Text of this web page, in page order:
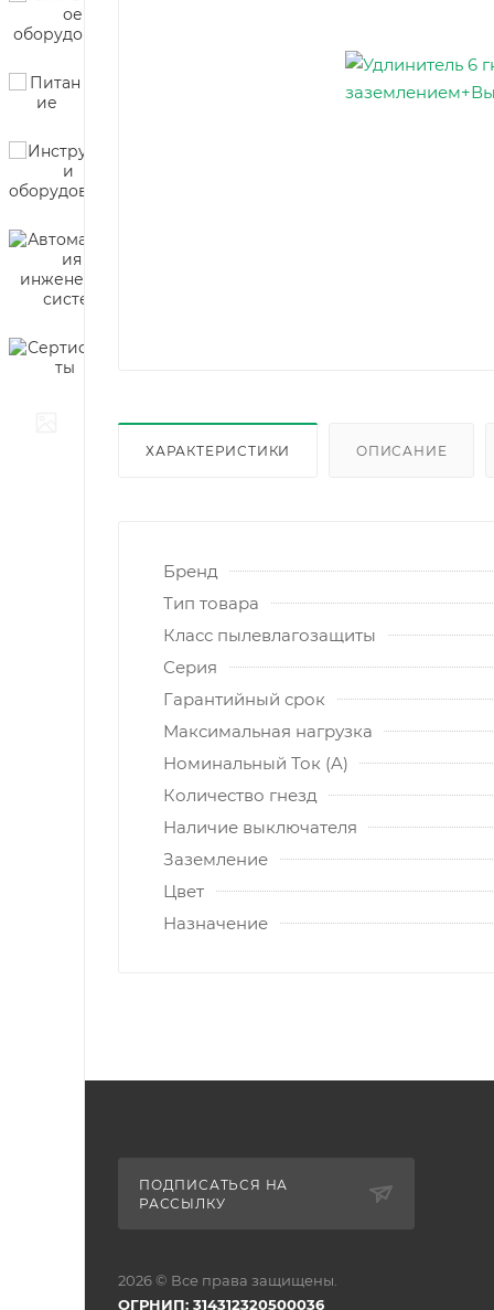
ХАРАКТЕРИСТИКИ ОПИСАНИЕ
Бренд
Тип товара
Класс пылевлагозащиты
Серия
Гарантийный срок
Максимальная нагрузка
Номинальный Ток (A)
Количество гнезд
Наличие выключателя
Заземление
Цвет
Назначение
ПОДПИСАТЬСЯ НА
РАССЫЛКУ
2026 © Все права защищены.
ОГРНИП: 314312320500036